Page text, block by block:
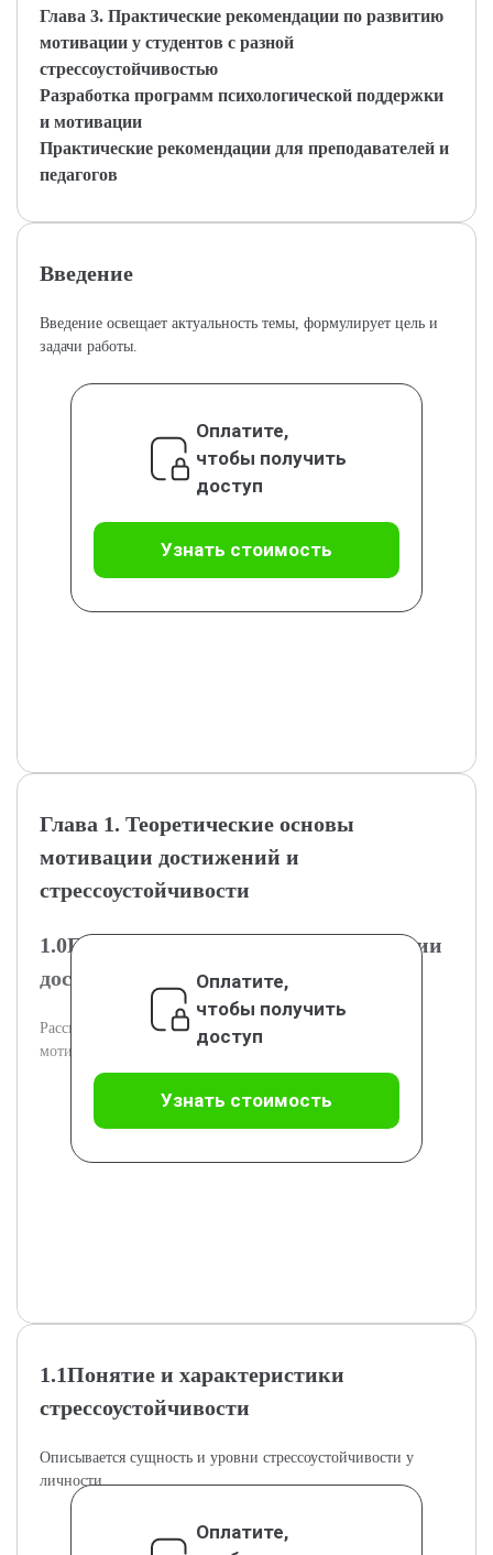
Глава 3. Практические рекомендации по развитию
мотивации у студентов с разной
стрессоустойчивостью
Разработка программ психологической поддержки
и мотивации
Практические рекомендации для преподавателей и
педагогов
Введение
Введение освещает актуальность темы, формулирует цель и
задачи работы.
Оплатите,
чтобы получить
доступ
Узнать стоимость
Глава 1. Теоретические основы
мотивации достижений и
стрессоустойчивости
1.0Психологические основы мотивации
достижений
Рассматриваются ключевые теоретические подходы к
мотивации достижений.
Оплатите,
чтобы получить
доступ
Узнать стоимость
1.1Понятие и характеристики
стрессоустойчивости
Описывается сущность и уровни стрессоустойчивости у
личности.
Оплатите,